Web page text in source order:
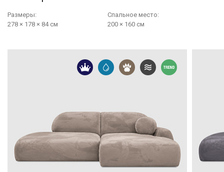
Размеры:
278 × 178 × 84 см
Cпальное место:
200 × 160 см